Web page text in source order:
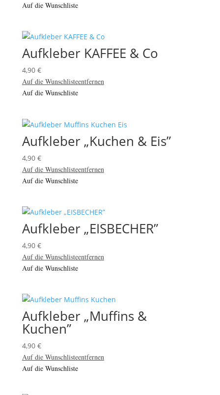
Auf die Wunschliste
Aufkleber KAFFEE & Co
4,90 €
Auf die Wunschlisteentfernen
Auf die Wunschliste
Aufkleber „Kuchen & Eis”
4,90 €
Auf die Wunschlisteentfernen
Auf die Wunschliste
Aufkleber „EISBECHER”
4,90 €
Auf die Wunschlisteentfernen
Auf die Wunschliste
Aufkleber „Muffins &
Kuchen”
4,90 €
Auf die Wunschlisteentfernen
Auf die Wunschliste